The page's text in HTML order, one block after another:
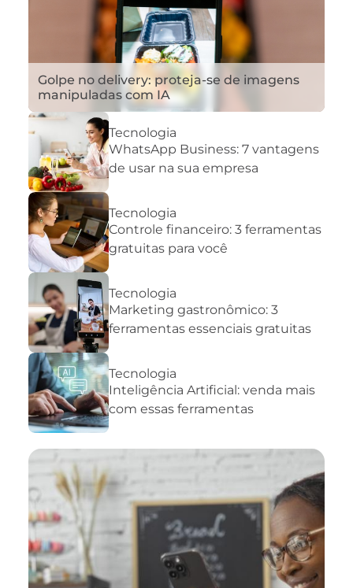
Golpe no delivery: proteja-se de imagens
manipuladas com IA
Tecnologia
WhatsApp Business: 7 vantagens
de usar na sua empresa
Tecnologia
Controle financeiro: 3 ferramentas
gratuitas para você
Tecnologia
Marketing gastronômico: 3
ferramentas essenciais gratuitas
Tecnologia
Inteligência Artificial: venda mais
com essas ferramentas